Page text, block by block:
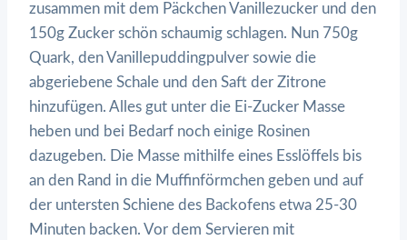
zusammen mit dem Päckchen Vanillezucker und den
150g Zucker schön schaumig schlagen. Nun 750g
Quark, den Vanillepuddingpulver sowie die
abgeriebene Schale und den Saft der Zitrone
hinzufügen. Alles gut unter die Ei-Zucker Masse
heben und bei Bedarf noch einige Rosinen
dazugeben. Die Masse mithilfe eines Esslöffels bis
an den Rand in die Muffinförmchen geben und auf
der untersten Schiene des Backofens etwa 25-30
Minuten backen. Vor dem Servieren mit